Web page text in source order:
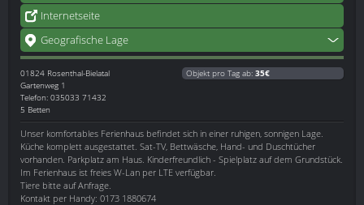
Internetseite
Geografische Lage
01824 Rosenthal-Bielatal
Gartenweg 1
Telefon: 035033 71432
5 Betten
Objekt pro Tag ab: 35€
Unser komfortables Ferienhaus befindet sich in einer ruhigen, sonnigen Lage.
Küche komplett ausgestattet. Sat-TV, Bettwäsche, Hand- und Duschtücher
vorhanden. Parkplatz am Haus. Kinderfreundlich - Spielplatz auf dem Grundstück.
Im Ferienhaus ist freies W-Lan per LTE verfügbar.
Tiere bitte auf Anfrage.
Kontakt per Handy: 0173 1880674